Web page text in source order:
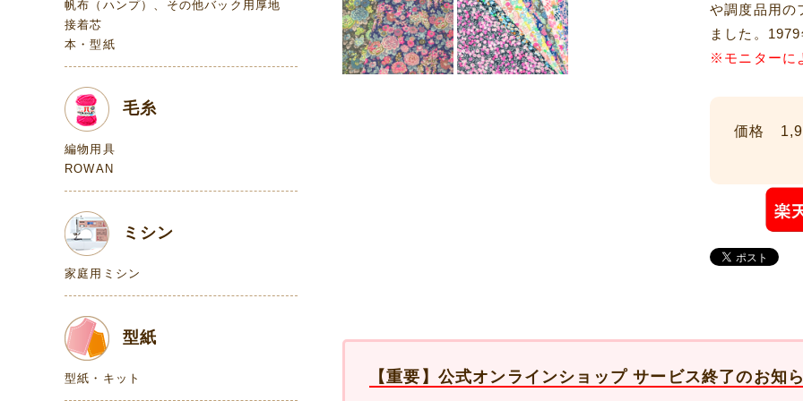
や調度品用の
ました。
※モニターに
価格
【重要】公式オンラインショップ サービス終了のお知
帆布（ハンプ）、その他バック用厚地
接着芯
本・型紙
毛糸
編物用具
ROWAN
ミシン
家庭用ミシン
型紙
型紙・キット